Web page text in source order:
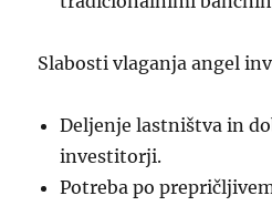
Slabosti vlaganja angel
Deljenje lastništva in
investitorji.
Potreba po